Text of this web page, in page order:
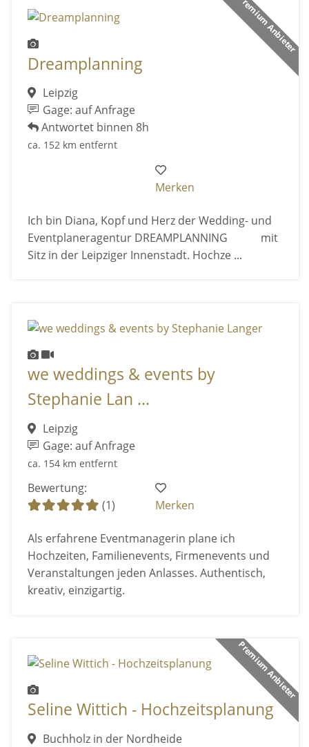
Premium Anbieter
Dreamplanning
Leipzig
Gage: auf Anfrage
Antwortet binnen 8h
ca. 152 km entfernt
Merken
Ich bin Diana, Kopf und Herz der Wedding- und
Eventplaneragentur DREAMPLANNING mit
Sitz in der Leipziger Innenstadt. Hochze ...
we weddings & events by
Stephanie Lan ...
Leipzig
Gage: auf Anfrage
ca. 154 km entfernt
Bewertung:
(1)
Merken
Als erfahrene Eventmanagerin plane ich
Hochzeiten, Familienevents, Firmenevents und
Veranstaltungen jeden Anlasses. Authentisch,
kreativ, einzigartig.
Premium Anbieter
Seline Wittich - Hochzeitsplanung
Buchholz in der Nordheide